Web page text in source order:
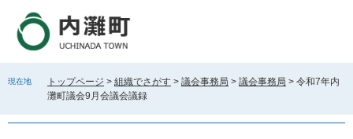
す
し
現在地 トップページ > 組織でさがす > 議会事務局 > 議会事務局 > 令和7年内
灘町議会9月会議会議録